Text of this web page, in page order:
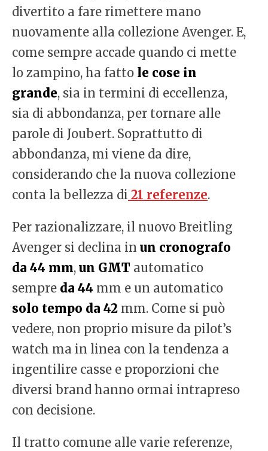
divertito a fare rimettere mano
nuovamente alla collezione Avenger. E,
come sempre accade quando ci mette
lo zampino, ha fatto le cose in
grande, sia in termini di eccellenza,
sia di abbondanza, per tornare alle
parole di Joubert. Soprattutto di
abbondanza, mi viene da dire,
considerando che la nuova collezione
conta la bellezza di 21 referenze.
Per razionalizzare, il nuovo Breitling
Avenger si declina in un cronografo
da 44 mm, un GMT automatico
sempre da 44 mm e un automatico
solo tempo da 42 mm. Come si può
vedere, non proprio misure da pilot’s
watch ma in linea con la tendenza a
ingentilire casse e proporzioni che
diversi brand hanno ormai intrapreso
con decisione.
Il tratto comune alle varie referenze,